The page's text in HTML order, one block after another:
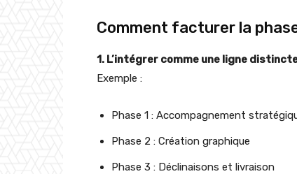
Comment facturer la
1. L’intégrer comme une ligne
Exemple :
Phase 1 : Accompagnement
Phase 2 : Création graphique
Phase 3 : Déclinaisons et livraison